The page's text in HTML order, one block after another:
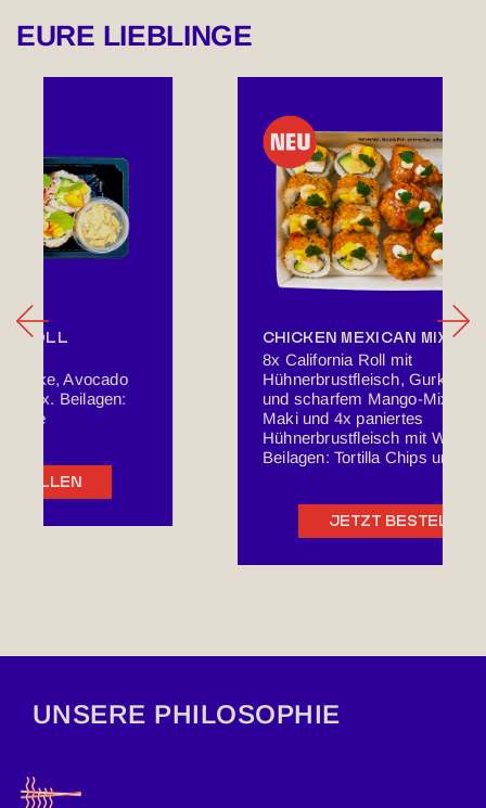
EURE LIEBLINGE
CHICKEN MEXICAN MIX
Hühnerbrustfleisch, Gurke, Avocado
und scharfem Mango-Mix, 4x Gurke
Hühnerbrustfleisch mit Würzsauce.
Beilagen: Tortilla Chips und Limette
UNSERE PHILOSOPHIE